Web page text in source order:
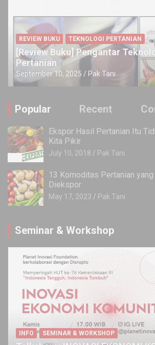
REVIEW BUKU TEKNOLOGI PERTANIAN
[Review Buku] Pengantar
Pertanian
September 10, 2025 Pak Tani
Popular Recent
Ekspor Hasil Pertanian Itu
Kita Pikir
July 10, 2018 Pak Tani
13 Komoditas Pertanian
Diekspor
May 17, 2023 Pak Tani
Seminar & Workshop
INFO SEMINAR & WORKSHOP